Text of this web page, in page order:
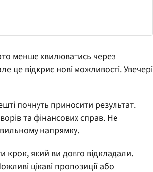
менше хвилюватись через
це відкриє нові можливості. Увечері
почнуть приносити результат.
та фінансових справ. Не
напрямку.
крок, який ви довго відкладали.
цікаві пропозиції або